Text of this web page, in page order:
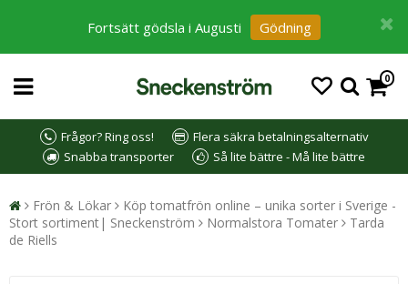
Fortsätt gödsla i Augusti Gödning
0
Frågor? Ring oss!
Flera säkra betalningsalternativ
Snabba transporter
Så lite bättre - Må lite bättre
Frön & Lökar
Köp tomatfrön online – unika sorter i Sverige -
Stort sortiment| Sneckenström
Normalstora Tomater
Tarda
de Riells